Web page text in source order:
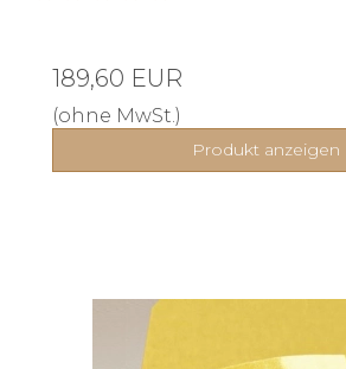
189,60 EUR
(ohne MwSt.)
Produkt anzeigen